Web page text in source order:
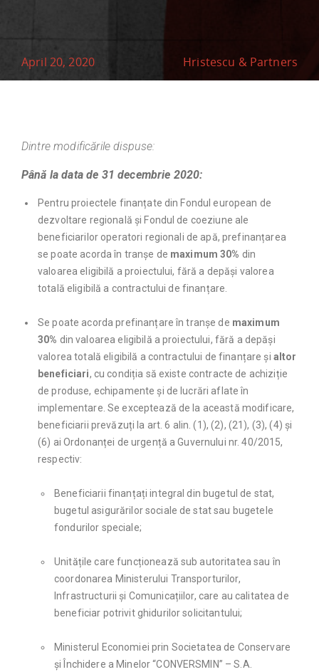
April 20, 2020 Hristescu & Partners
Dintre modificările dispuse:
Până la data de 31 decembrie 2020:
Pentru proiectele finanțate din Fondul european de
dezvoltare regională și Fondul de coeziune ale
beneficiarilor operatori regionali de apă, prefinanțarea
se poate acorda în tranșe de maximum 30% din
valoarea eligibilă a proiectului, fără a depăși valorea
totală eligibilă a contractului de finanțare.
Se poate acorda prefinanțare în tranșe de maximum
30% din valoarea eligibilă a proiectului, fără a depăși
valorea totală eligibilă a contractului de finanțare și altor
beneficiari, cu condiția să existe contracte de achiziție
de produse, echipamente și de lucrări aflate în
implementare. Se exceptează de la această modificare,
beneficiarii prevăzuți la art. 6 alin. (1), (2), (21), (3), (4) și
(6) ai Ordonanței de urgență a Guvernului nr. 40/2015,
respectiv:
Beneficiarii finanțați integral din bugetul de stat,
bugetul asigurărilor sociale de stat sau bugetele
fondurilor speciale;
Unitățile care funcționează sub autoritatea sau în
coordonarea Ministerului Transporturilor,
Infrastructurii și Comunicațiilor, care au calitatea de
beneficiar potrivit ghidurilor solicitantului;
Ministerul Economiei prin Societatea de Conservare
și Închidere a Minelor “CONVERSMIN” – S.A.